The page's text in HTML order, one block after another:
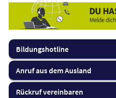
Bildungshotline
Anruf aus dem Ausland
Rückruf vereinbaren